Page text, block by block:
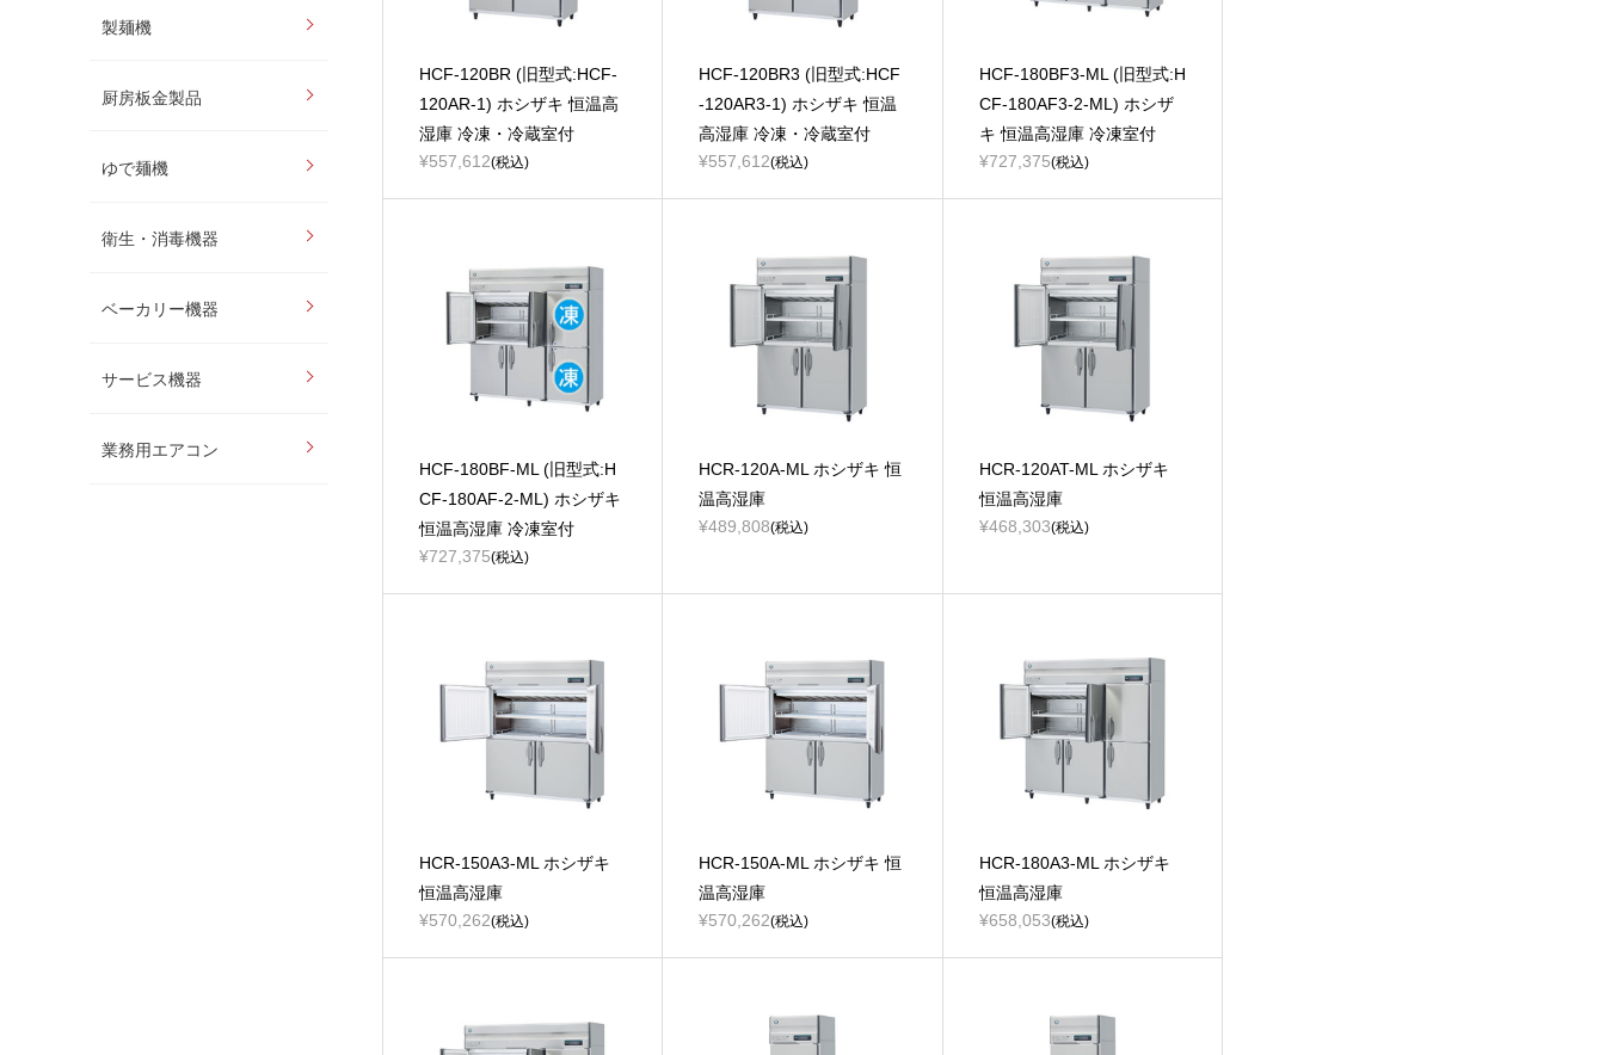
製麺機
厨房板金製品
ゆで麺機
衛生・消毒機器
ベーカリー機器
サービス機器
業務用エアコン
HCF-120BR (旧型式:HCF-
120AR-1) ホシザキ 恒温高
湿庫 冷凍・冷蔵室付
¥557,612(税込)
HCF-120BR3 (旧型式:HCF
-120AR3-1) ホシザキ 恒温
高湿庫 冷凍・冷蔵室付
¥557,612(税込)
HCF-180BF3-ML (旧型式:H
CF-180AF3-2-ML) ホシザ
キ 恒温高湿庫 冷凍室付
¥727,375(税込)
HCF-180BF-ML (旧型式:H
CF-180AF-2-ML) ホシザキ
恒温高湿庫 冷凍室付
¥727,375(税込)
HCR-120A-ML ホシザキ 恒
温高湿庫
¥489,808(税込)
HCR-120AT-ML ホシザキ
恒温高湿庫
¥468,303(税込)
HCR-150A3-ML ホシザキ
恒温高湿庫
¥570,262(税込)
HCR-150A-ML ホシザキ 恒
温高湿庫
¥570,262(税込)
HCR-180A3-ML ホシザキ
恒温高湿庫
¥658,053(税込)